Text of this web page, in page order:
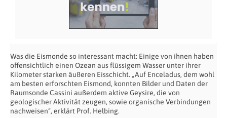
Was die Eismonde so interessant macht: Einige von ihnen haben
offensichtlich einen Ozean aus flüssigem Wasser unter ihrer
Kilometer starken äußeren Eisschicht. „Auf Enceladus, dem wohl
am besten erforschten Eismond, konnten Bilder und Daten der
Raumsonde Cassini außerdem aktive Geysire, die von
geologischer Aktivität zeugen, sowie organische Verbindungen
nachweisen“, erklärt Prof. Helbing.